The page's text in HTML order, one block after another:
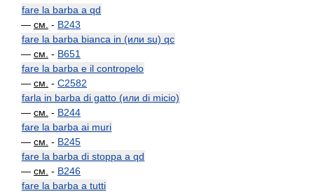
fare la barba a qd
— см. - B243
fare la barba bianca in (или su) qc
— см. - B651
fare la barba e il contropelo
— см. - C2582
farla in barba di gatto (или di micio)
— см. - B244
fare la barba ai muri
— см. - B245
fare la barba di stoppa a qd
— см. - B246
fare la barba a tutti